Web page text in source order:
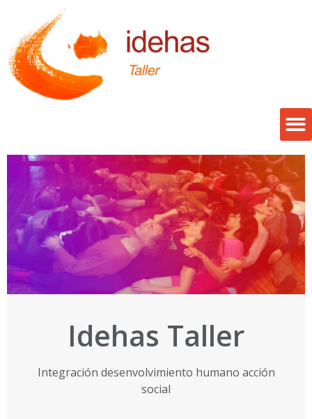
Idehas Taller
Integración desenvolvimiento humano acción
social